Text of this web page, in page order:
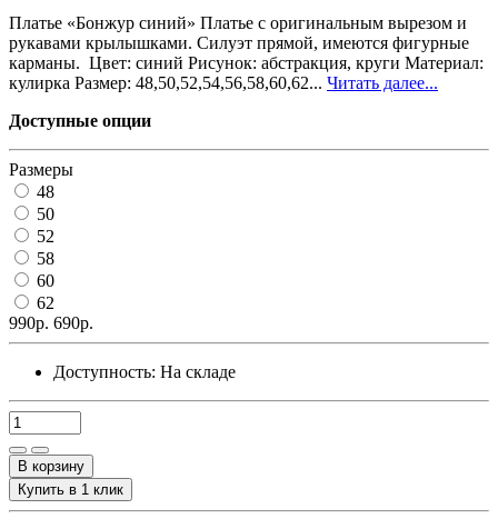
Платье «Бонжур синий» Платье с оригинальным вырезом и
рукавами крылышками. Силуэт прямой, имеются фигурные
карманы. Цвет: синий Рисунок: абстракция, круги Материал:
кулирка Размер: 48,50,52,54,56,58,60,62... Читать далее...
Доступные опции
Размеры
48
50
52
58
60
62
990р. 690р.
Доступность: На складе
В корзину
Купить в 1 клик